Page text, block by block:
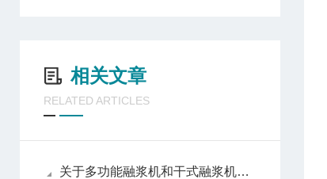
相关文章
RELATED ARTICLES
关于多功能融浆机和干式融浆机的区别